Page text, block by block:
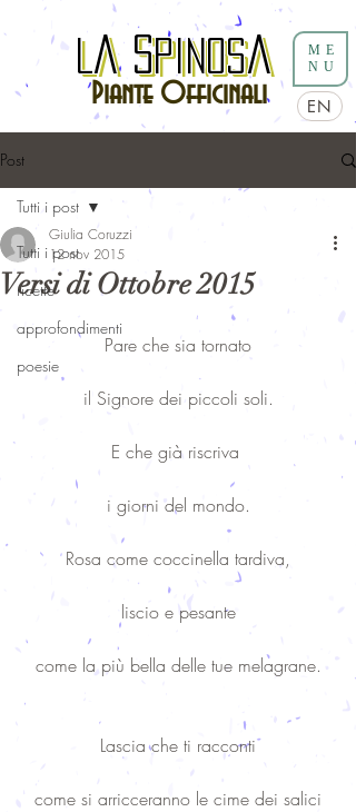
Piante Officinali EN
La Spinosa
a Spinosa
ME
NU
Post
Tutti i post
ricette
approfondimenti
poesie
Tutti i post
Versi di Ottobre 2015
Giulia Coruzzi
12 nov 2015
Pare che sia tornato
il Signore dei piccoli soli.
E che già riscriva
i giorni del mondo.
Rosa come coccinella tardiva,
liscio e pesante
come la più bella delle tue melagrane.
Lascia che ti racconti
come si arricceranno le cime dei salici